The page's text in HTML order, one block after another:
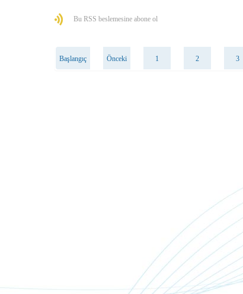
Bu RSS beslemesine abone ol
Başlangıç Önceki 1 2 3